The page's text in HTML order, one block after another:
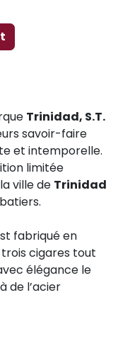
Trinidad, S.T.
savoir-faire
et intemporelle.
limitée
ville de Trinidad
fabriqué en
cigares tout
élégance le
de l’acier